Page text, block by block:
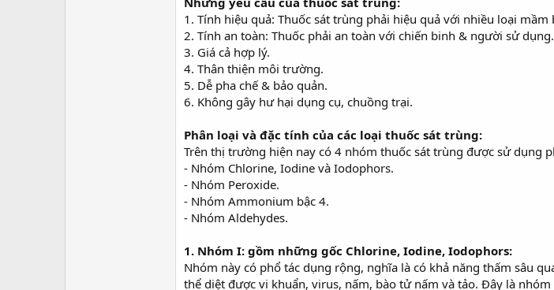
1. Tính hiệu quả: Thuốc sát trùng phải hiệu quả với nhiều loại
2. Tính an toàn: Thuốc phải an toàn với chiến binh & người sử dụng.
3. Giá cả hợp lý.
4. Thân thiện môi trường.
5. Dễ pha chế & bảo quản.
6. Không gây hư hại dụng cụ, chuồng trại.
Phân loại và đặc tính của các loại thuốc sát trùng:
Trên thị trường hiện nay có 4 nhóm thuốc sát trùng được sử dụng
- Nhóm Chlorine, Iodine và Iodophors.
- Nhóm Peroxide.
- Nhóm Ammonium bậc 4.
- Nhóm Aldehydes.
1. Nhóm I: gồm những gốc Chlorine, Iodine, Iodophors:
Nhóm này có phổ tác dụng rộng, nghĩa là có khả năng thấm sâu
thể diệt được vi khuẩn, virus, nấm, bào tử nấm và tảo. Đây là